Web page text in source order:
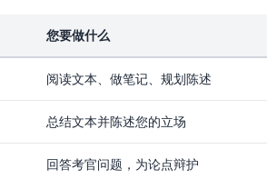
您要做什么
阅读文本、做笔记、规划陈述
总结文本并陈述您的立场
回答考官问题，为论点辩护